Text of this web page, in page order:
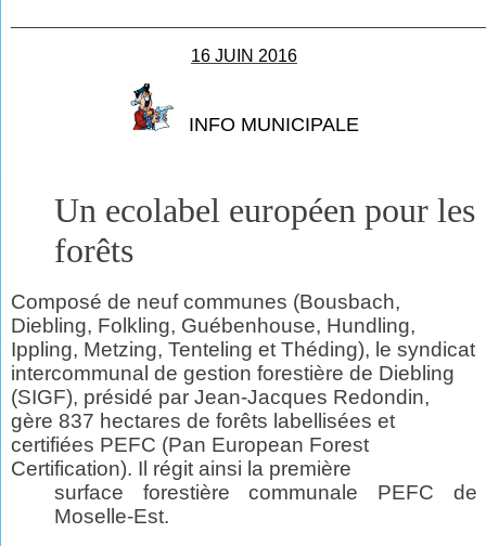
16 JUIN 2016
INFO MUNICIPALE
Un ecolabel européen pour les
forêts
Composé de neuf communes (Bousbach,
Diebling, Folkling, Guébenhouse, Hundling,
Ippling, Metzing, Tenteling et Théding), le syndicat
intercommunal de gestion forestière de Diebling
(SIGF), présidé par Jean-Jacques Redondin,
gère 837 hectares de forêts labellisées et
certifiées PEFC (Pan European Forest
Certification). Il régit ainsi la première
surface forestière communale PEFC de
Moselle-Est.